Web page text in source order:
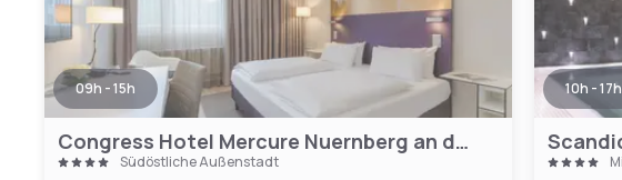
09h - 15h
Congress Hotel Mercure Nuernberg an der Messe
Südöstliche Außenstadt
10h - 17h